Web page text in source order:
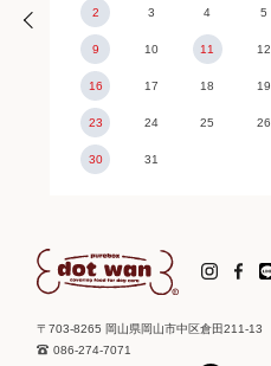
2 3 4 5
9 10 11 12
16 17 18 19
23 24 25 26
30 31
〒703-8265 岡山県岡山市中区倉田211-13
086-274-7071